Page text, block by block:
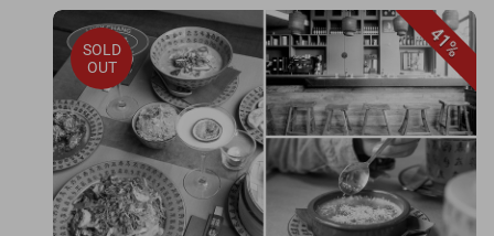
41%
SOLD
OUT